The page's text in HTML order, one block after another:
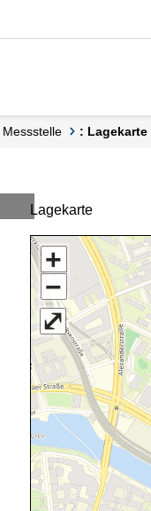
Messstelle : Lagekarte
Lagekarte
+
−
⤢